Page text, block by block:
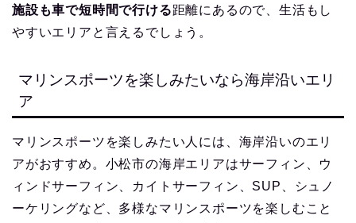
施設も車で短時間で行ける距離にあるので、生活もし
やすいエリアと言えるでしょう。
マリンスポーツを楽しみたいなら海岸沿いエリ
ア
マリンスポーツを楽しみたい人には、海岸沿いのエリ
アがおすすめ。小松市の海岸エリアはサーフィン、ウ
ィンドサーフィン、カイトサーフィン、SUP、シュノ
ーケリングなど、多様なマリンスポーツを楽しむこと